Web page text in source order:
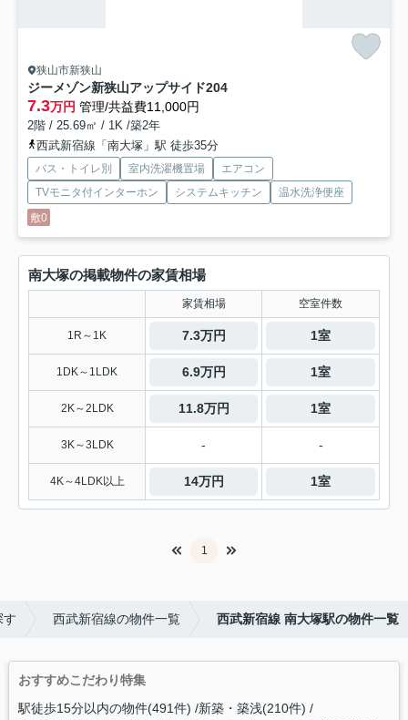
狭山市新狭山
ジーメゾン新狭山アップサイド204
7.3万円 管理/共益費11,000円
2階 / 25.69㎡ / 1K /築2年
西武新宿線「南大塚」駅 徒歩35分
バス・トイレ別 室内洗濯機置場
エアコン
TVモニタ付インターホン
システムキッチン
温水洗浄便座
敷0
南大塚の掲載物件の家賃相場
家賃相場 空室件数
1R～1K 7.3万円 1室
1DK～1LDK 6.9万円 1室
2K～2LDK 11.8万円 1室
3K～3LDK - -
4K～4LDK以上 14万円 1室
1
す 西武新宿線の物件一覧 西武新宿線 南大塚駅の物件一覧
おすすめこだわり特集
駅徒歩15分以内の物件(491件) 新築・築浅(210件)